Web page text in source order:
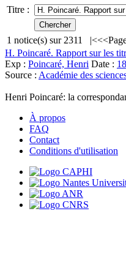
Titre :
1 notice(s) sur 2311 |<<<
H. Poincaré. Rapport sur les
Exp : Poincaré, Henri Date :
Source : Académie des
Henri Poincaré: la
À propos
FAQ
Contact
Conditions d'utilisation